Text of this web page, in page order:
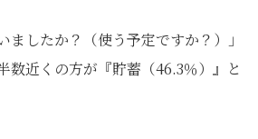
ましたか？（使う予定ですか？）」
数近くの方が『貯蓄（46.3％）』と